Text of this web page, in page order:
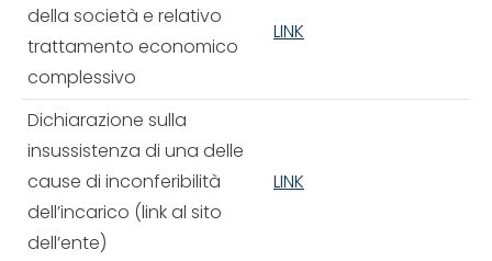
della società e relativo
trattamento economico
complessivo
LINK
Dichiarazione sulla
insussistenza di una delle
cause di inconferibilità
dell’incarico (link al sito
dell’ente)
LINK